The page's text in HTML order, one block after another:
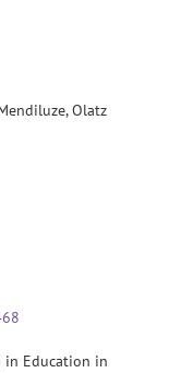
Olatz
in Education in